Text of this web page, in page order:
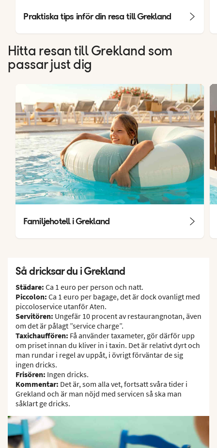
Praktiska tips inför din resa till Grekland
Hitta resan till Grekland som
passar just dig
Familjehotell i Grekland
Så dricksar du i Grekland
Städare: Ca 1 euro per person och natt.
Piccolon: Ca 1 euro per bagage, det är dock ovanligt med
piccoloservice utanför Aten.
Servitören: Ungefär 10 procent av restaurangnotan, även
om det är pålagt ”service charge”.
Taxichauffören: Få använder taxameter, gör därför upp
om priset innan du kliver in i taxin. Det är relativt dyrt och
man rundar i regel av uppåt, i övrigt förväntar de sig
ingen dricks.
Frisören: Ingen dricks.
Kommentar: Det är, som alla vet, fortsatt svåra tider i
Grekland och är man nöjd med servicen så ska man
såklart ge dricks.